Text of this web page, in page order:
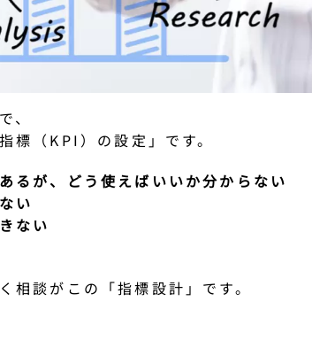
、
標（KPI）の設定」です。
るが、どう使えばいいか分からない
い
ない
談がこの「指標設計」です。